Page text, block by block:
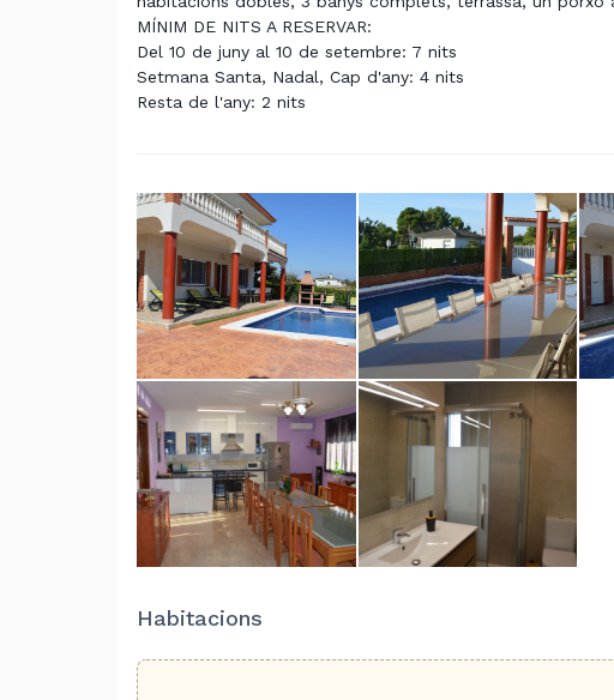
MÍNIM DE NITS A RESERVAR:
Del 10 de juny al 10 de setembre: 7 nits
Setmana Santa, Nadal, Cap d'any: 4 nits
Resta de l'any: 2 nits
Habitacions